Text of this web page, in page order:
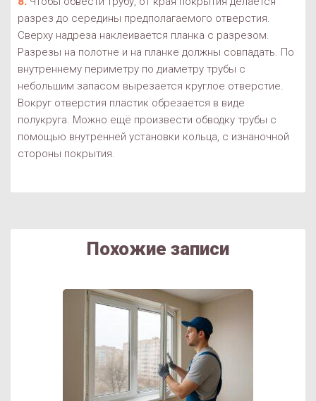
разрез до середины предполагаемого отверстия.
Сверху надреза наклеивается планка с разрезом.
Разрезы на полотне и на планке должны совпадать. По
внутреннему периметру по диаметру трубы с
небольшим запасом вырезается круглое отверстие.
Вокруг отверстия пластик обрезается в виде
полукруга. Можно ещё произвести обводку трубы с
помощью внутренней установки кольца, с изнаночной
стороны покрытия.
Похожие записи